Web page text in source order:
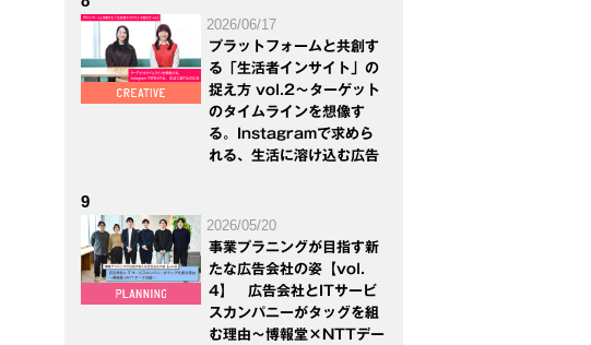
2026/06/17
プラットフォームと共創す
る「生活者インサイト」の
捉え方 vol.2～ターゲット
のタイムラインを想像す
る。Instagramで求めら
れる、生活に溶け込む広告
9
2026/05/20
事業プラニングが目指す新
たな広告会社の姿【vol.
4】 広告会社とITサービ
スカンパニーがタッグを組
む理由～博報堂×NTTデー